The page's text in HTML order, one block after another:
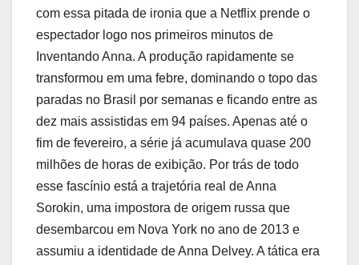
com essa pitada de ironia que a Netflix prende o
espectador logo nos primeiros minutos de
Inventando Anna. A produção rapidamente se
transformou em uma febre, dominando o topo das
paradas no Brasil por semanas e ficando entre as
dez mais assistidas em 94 países. Apenas até o
fim de fevereiro, a série já acumulava quase 200
milhões de horas de exibição. Por trás de todo
esse fascínio está a trajetória real de Anna
Sorokin, uma impostora de origem russa que
desembarcou em Nova York no ano de 2013 e
assumiu a identidade de Anna Delvey. A tática era